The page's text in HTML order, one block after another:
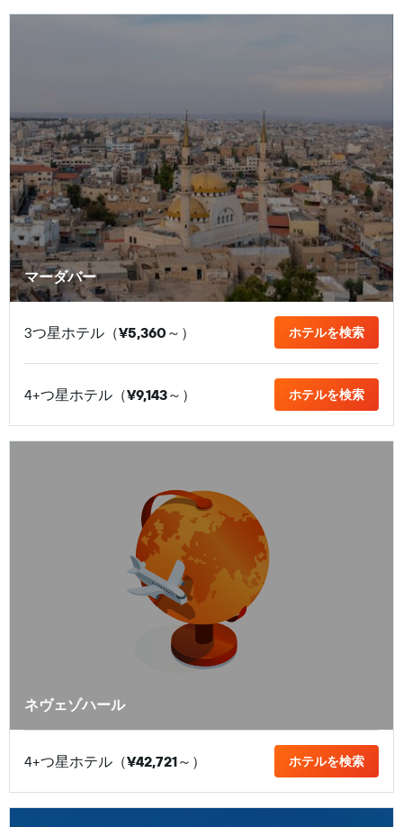
マーダバー
3つ星ホテル（¥5,360​～） ホテルを検索
4+つ星ホテル（¥9,143​～） ホテルを検索
ネヴェゾハール
4+つ星ホテル（¥42,721​～） ホテルを検索